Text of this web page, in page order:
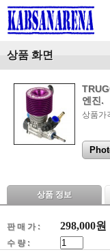
상품 화면
엔진.
상품가
상품 정보
판 매 가 : 298,000원
수 량 :